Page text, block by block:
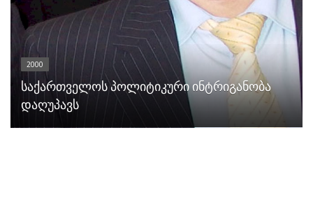
2000
საქართველოს პოლიტიკური ინტრიგანობა
დაღუპავს